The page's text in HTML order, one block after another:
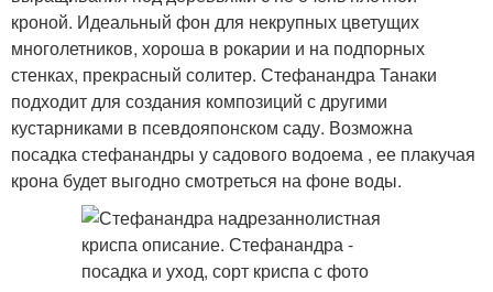
кроной. Идеальный фон для некрупных цветущих
многолетников, хороша в рокарии и на подпорных
стенках, прекрасный солитер. Стефанандра Танаки
подходит для создания композиций с другими
кустарниками в псевдояпонском саду. Возможна
посадка стефанандры у садового водоема , ее плакучая
крона будет выгодно смотреться на фоне воды.